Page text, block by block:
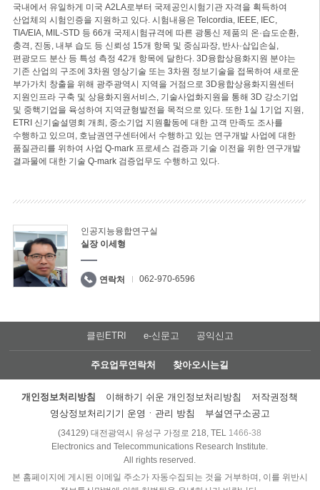
국내에서 유일하게 미국 A2LA로부터 국제공인시험기관 자격을 획득하여
산업체의 시험인증을 지원하고 있다. 시험내용은 Telcordia, IEEE, IEC,
TIA/EIA, MIL-STD 등 66개 국제시험규격에 따른 광통신 제품의 온·습도순환,
충격, 진동, 내부 습도 등 신뢰성 15개 항목 및 중심파장, 반사·삽입손실,
편광모드 분산 등 특성 측정 42개 항목에 달한다. 3D융합상용화지원 분야는
기존 산업의 구조에 3차원 영상기술 또는 3차원 정보기술을 접목하여 새로운
부가가치 창출을 위해 광주광역시 지역을 거점으로 3D융합상용화지원센터
지원인프라 구축 및 상용화지원서비스, 기술사업화지원을 통해 3D 강소기업
및 중핵기업을 육성하여 지역균형발전을 목적으로 있다. 또한 1실 1기업 지원,
ETRI 신기술설명회 개최, 중소기업 지원활동에 대한 고객 만족도 조사를
수행하고 있으며, 호남권연구센터에서 수행하고 있는 연구개발 사업에 대한
품질관리를 위하여 사업 Q-mark 프로세스 검증과 기술 이전을 위한 연구개발
결과물에 대한 기술 Q-mark 검증업무도 수행하고 있다.
인공지능융합연구실
실장 이세형
연락처 062-970-6596
클린ETRI e-신문고 공익신고
주요업무연락처 찾아오시는길
개인정보처리방침 이해하기 쉬운 개인정보처리방침
저작권정책
영상정보처리기기 운영ㆍ관리 방침
부설연구소공고
(34129) 대전광역시 유성구 가정로 218, TEL 1466-38
Electronics and Telecommunications Research Institute.
All rights reserved.
본 홈페이지에 게시된 이메일 주소가 자동수집되는 것을 거부하며, 이를 위반시